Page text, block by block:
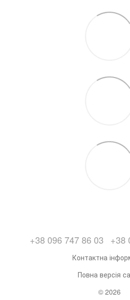
+38 096 747 86 03 +38
Контактна
Повна версія
© 2026